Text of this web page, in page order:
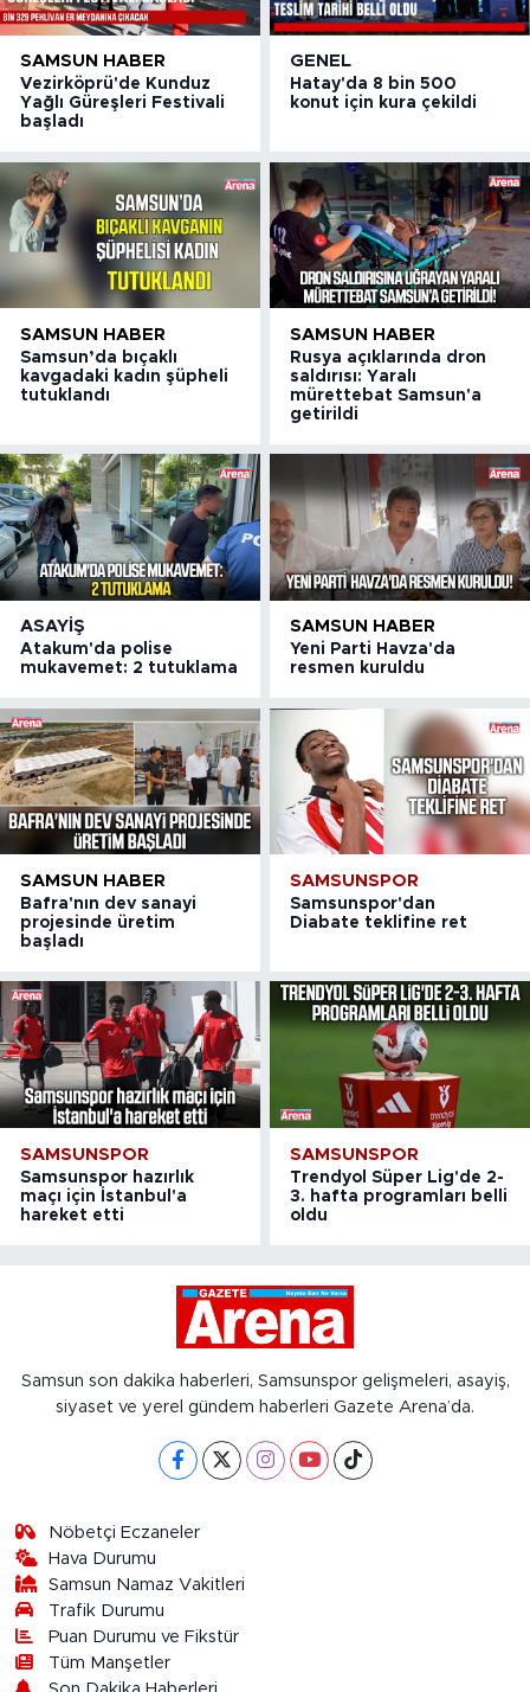
SAMSUN HABER
Vezirköprü'de Kunduz
Yağlı Güreşleri Festivali
başladı
GENEL
Hatay'da 8 bin 500
konut için kura çekildi
SAMSUN HABER
Samsun’da bıçaklı
kavgadaki kadın şüpheli
tutuklandı
SAMSUN HABER
Rusya açıklarında dron
saldırısı: Yaralı
mürettebat Samsun'a
getirildi
ASAYIŞ
Atakum'da polise
mukavemet: 2 tutuklama
SAMSUN HABER
Yeni Parti Havza'da
resmen kuruldu
SAMSUN HABER
Bafra'nın dev sanayi
projesinde üretim
başladı
SAMSUNSPOR
Samsunspor'dan
Diabate teklifine ret
SAMSUNSPOR
Samsunspor hazırlık
maçı için İstanbul'a
hareket etti
SAMSUNSPOR
Trendyol Süper Lig'de 2-
3. hafta programları belli
oldu
Samsun son dakika haberleri, Samsunspor gelişmeleri, asayiş,
siyaset ve yerel gündem haberleri Gazete Arena’da.
Nöbetçi Eczaneler
Hava Durumu
Samsun Namaz Vakitleri
Trafik Durumu
Puan Durumu ve Fikstür
Tüm Manşetler